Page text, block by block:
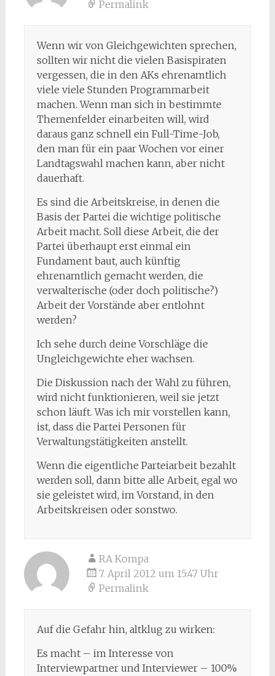
Permalink
Wenn wir von Gleichgewichten sprechen,
sollten wir nicht die vielen Basispiraten
vergessen, die in den AKs ehrenamtlich
viele viele Stunden Programmarbeit
machen. Wenn man sich in bestimmte
Themenfelder einarbeiten will, wird
daraus ganz schnell ein Full-Time-Job,
den man für ein paar Wochen vor einer
Landtagswahl machen kann, aber nicht
dauerhaft.
Es sind die Arbeitskreise, in denen die
Basis der Partei die wichtige politische
Arbeit macht. Soll diese Arbeit, die der
Partei überhaupt erst einmal ein
Fundament baut, auch künftig
ehrenamtlich gemacht werden, die
verwalterische (oder doch politische?)
Arbeit der Vorstände aber entlohnt
werden?
Ich sehe durch deine Vorschläge die
Ungleichgewichte eher wachsen.
Die Diskussion nach der Wahl zu führen,
wird nicht funktionieren, weil sie jetzt
schon läuft. Was ich mir vorstellen kann,
ist, dass die Partei Personen für
Verwaltungstätigkeiten anstellt.
Wenn die eigentliche Parteiarbeit bezahlt
werden soll, dann bitte alle Arbeit, egal wo
sie geleistet wird, im Vorstand, in den
Arbeitskreisen oder sonstwo.
RA Kompa
7. April 2012 um 15:47 Uhr
Permalink
Auf die Gefahr hin, altklug zu wirken:
Es macht – im Interesse von
Interviewpartner und Interviewer – 100%